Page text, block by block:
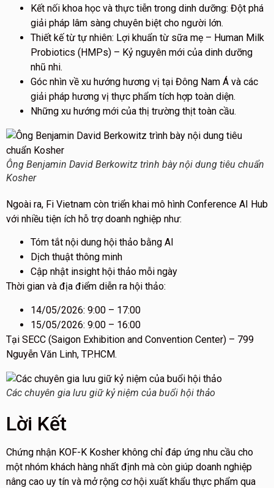
Kết nối khoa học và thực tiễn trong dinh dưỡng: Đột phá
giải pháp lâm sàng chuyên biệt cho người lớn.
Thiết kế từ tự nhiên: Lợi khuẩn từ sữa mẹ – Human Milk
Probiotics (HMPs) – Kỷ nguyên mới của dinh dưỡng
nhũ nhi.
Góc nhìn về xu hướng hương vị tại Đông Nam Á và các
giải pháp hương vị thực phẩm tích hợp toàn diện.
Những xu hướng mới của thị trường thịt toàn cầu.
Ông Benjamin David Berkowitz trình bày nội dung tiêu chuẩn
Kosher
Ngoài ra, Fi Vietnam còn triển khai mô hình Conference AI Hub
với nhiều tiện ích hỗ trợ doanh nghiệp như:
Tóm tắt nội dung hội thảo bằng AI
Dịch thuật thông minh
Cập nhật insight hội thảo mỗi ngày
Thời gian và địa điểm diễn ra hội thảo:
14/05/2026: 9:00 – 17:00
15/05/2026: 9:00 – 16:00
Tại SECC (Saigon Exhibition and Convention Center) – 799
Nguyễn Văn Linh, TP.HCM.
Các chuyên gia lưu giữ kỷ niệm của buổi hội thảo
Lời Kết
Chứng nhận KOF-K Kosher không chỉ đáp ứng nhu cầu cho
một nhóm khách hàng nhất định mà còn giúp doanh nghiệp
nâng cao uy tín và mở rộng cơ hội xuất khẩu thực phẩm qua